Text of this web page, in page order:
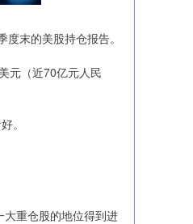
末的美股持仓报告。
元（近70亿元人民
。
重仓股的地位得到进